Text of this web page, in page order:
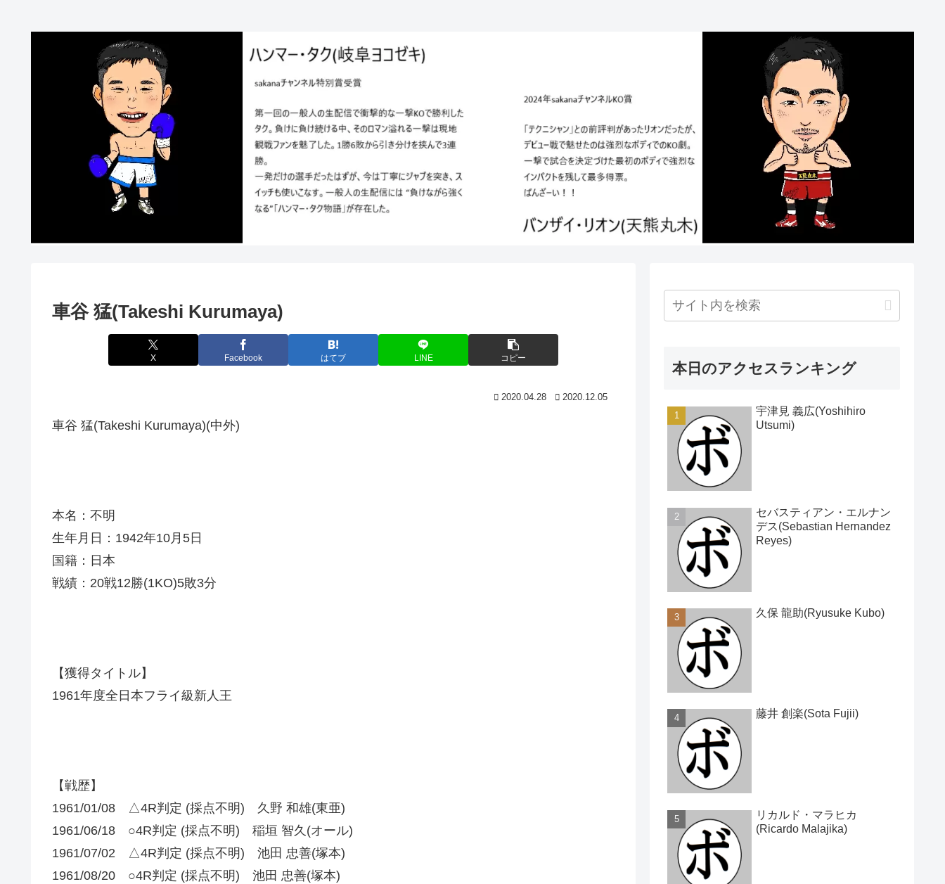
車谷 猛(Takeshi Kurumaya)
X Facebook はてブ LINE コピー
2020.04.28 2020.12.05
車谷 猛(Takeshi Kurumaya)(中外)
本名：不明
生年月日：1942年10月5日
国籍：日本
戦績：20戦12勝(1KO)5敗3分
【獲得タイトル】
1961年度全日本フライ級新人王
【戦歴】
1961/01/08 △4R判定 (採点不明) 久野 和雄(東亜)
1961/06/18 ○4R判定 (採点不明) 稲垣 智久(オール)
1961/07/02 △4R判定 (採点不明) 池田 忠善(塚本)
1961/08/20 ○4R判定 (採点不明) 池田 忠善(塚本)
本日のアクセスランキング
宇津見 義広(Yoshihiro
Utsumi)
セバスティアン・エルナン
デス(Sebastian Hernandez
Reyes)
久保 龍助(Ryusuke Kubo)
藤井 創楽(Sota Fujii)
リカルド・マラヒカ
(Ricardo Malajika)